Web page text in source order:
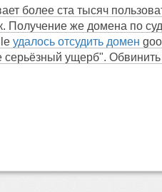
более ста тысяч
Получение же домена по
удалось отсудить домен
ущерб".